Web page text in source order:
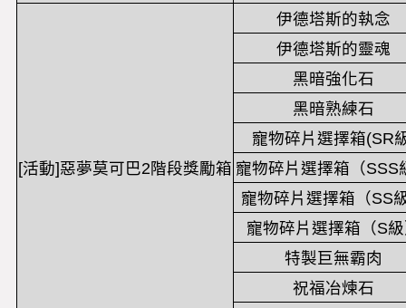
[活動]惡夢莫可巴2階段獎勵箱
伊德塔斯的執念
伊德塔斯的靈魂
黑暗強化石
黑暗熟練石
寵物碎片選擇箱(SR
寵物碎片選擇箱（SSS
寵物碎片選擇箱（SS
寵物碎片選擇箱（S
特製巨無霸肉
祝福冶煉石